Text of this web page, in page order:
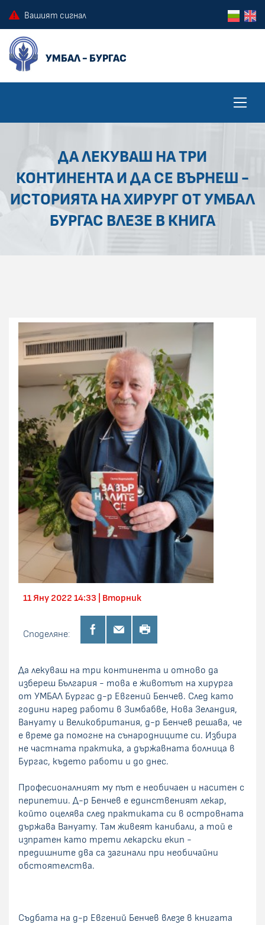
Вашият сигнал
ДА ЛЕКУВАШ НА ТРИ
КОНТИНЕНТА И ДА СЕ ВЪРНЕШ -
ИСТОРИЯТА НА ХИРУРГ ОТ УМБАЛ
БУРГАС ВЛЕЗЕ В КНИГА
11 Яну 2022 14:33 | Вторник
Споделяне:
Да лекуваш на три континента и отново да
избереш България - това е животът на хирурга
от УМБАЛ Бургас д-р Евгений Бенчев. След като
години наред работи в Зимбабве, Нова Зеландия,
Вануату и Великобритания, д-р Бенчев решава, че
е време да помогне на сънародниците си. Избира
не частната практика, а държавната болница в
Бургас, където работи и до днес.
Професионалният му път е необичаен и наситен с
перипетии. Д-р Бенчев е единственият лекар,
който оцелява след практиката си в островната
държава Вануату. Там живеят канибали, а той е
изпратен като трети лекарски екип -
предишните два са загинали при необичайни
обстоятелства.
Съдбата на д-р Евгений Бенчев влезе в книгата